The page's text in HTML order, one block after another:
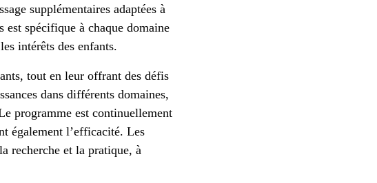
supplémentaires adaptées à
est spécifique à chaque domaine
intérêts des enfants.
tout en leur offrant des défis
dans différents domaines,
programme est continuellement
également l’efficacité. Les
recherche et la pratique, à